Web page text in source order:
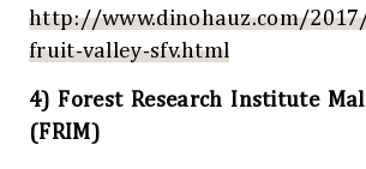
http://www.dinohauz.com/
fruit-valley-sfv.html
4) Forest Research Institute
(FRIM)